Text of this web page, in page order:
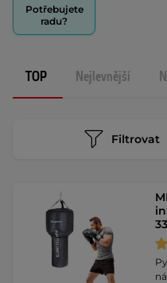
Potřebujete
radu?
TOP Nejlevnější
Filtrovat